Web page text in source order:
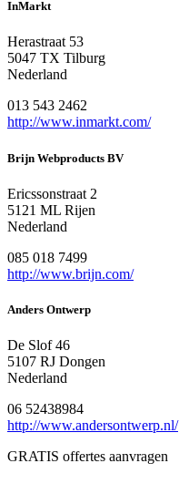
InMarkt
Herastraat 53
5047 TX Tilburg
Nederland
013 543 2462
http://www.inmarkt.com/
Brijn Webproducts BV
Ericssonstraat 2
5121 ML Rijen
Nederland
085 018 7499
http://www.brijn.com/
Anders Ontwerp
De Slof 46
5107 RJ Dongen
Nederland
06 52438984
http://www.andersontwerp.nl/
GRATIS offertes aanvragen